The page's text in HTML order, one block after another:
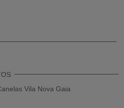
Vila Nova Gaia